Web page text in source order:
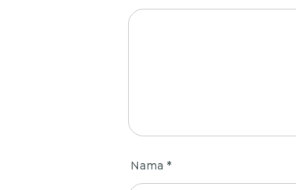
Nama *